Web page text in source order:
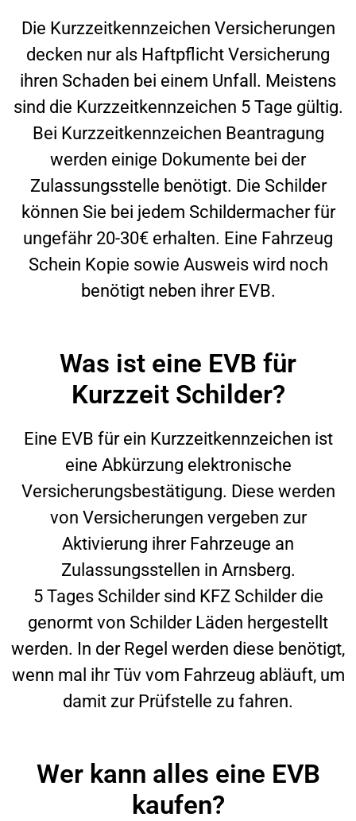
Die Kurzzeitkennzeichen Versicherungen
decken nur als Haftpflicht Versicherung
ihren Schaden bei einem Unfall. Meistens
sind die Kurzzeitkennzeichen 5 Tage gültig.
Bei Kurzzeitkennzeichen Beantragung
werden einige Dokumente bei der
Zulassungsstelle benötigt. Die Schilder
können Sie bei jedem Schildermacher für
ungefähr 20-30€ erhalten. Eine Fahrzeug
Schein Kopie sowie Ausweis wird noch
benötigt neben ihrer EVB.
Was ist eine EVB für
Kurzzeit Schilder?
Eine EVB für ein Kurzzeitkennzeichen ist
eine Abkürzung elektronische
Versicherungsbestätigung. Diese werden
von Versicherungen vergeben zur
Aktivierung ihrer Fahrzeuge an
Zulassungsstellen in Arnsberg.
5 Tages Schilder sind KFZ Schilder die
genormt von Schilder Läden hergestellt
werden. In der Regel werden diese benötigt,
wenn mal ihr Tüv vom Fahrzeug abläuft, um
damit zur Prüfstelle zu fahren.
Wer kann alles eine EVB
kaufen?